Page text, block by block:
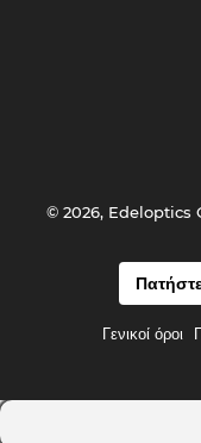
Γενικοί όροι
© 2026, Edeloptics